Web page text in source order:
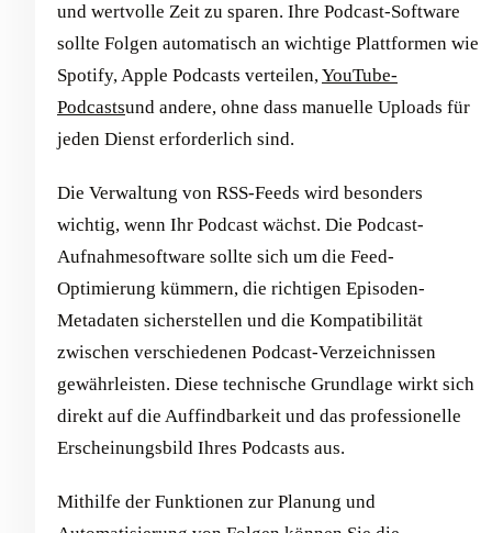
und wertvolle Zeit zu sparen. Ihre Podcast-Software
sollte Folgen automatisch an wichtige Plattformen wie
Spotify, Apple Podcasts verteilen,YouTube-
Podcastsund andere, ohne dass manuelle Uploads für
jeden Dienst erforderlich sind.
Die Verwaltung von RSS-Feeds wird besonders
wichtig, wenn Ihr Podcast wächst. Die Podcast-
Aufnahmesoftware sollte sich um die Feed-
Optimierung kümmern, die richtigen Episoden-
Metadaten sicherstellen und die Kompatibilität
zwischen verschiedenen Podcast-Verzeichnissen
gewährleisten. Diese technische Grundlage wirkt sich
direkt auf die Auffindbarkeit und das professionelle
Erscheinungsbild Ihres Podcasts aus.
Mithilfe der Funktionen zur Planung und